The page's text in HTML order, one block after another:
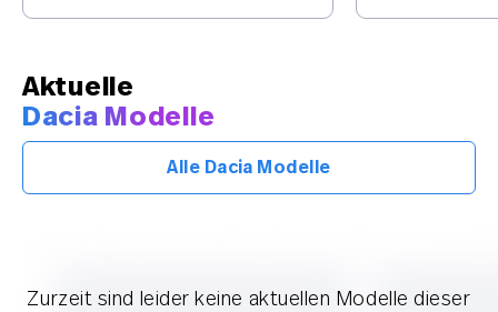
Aktuelle
Dacia Modelle
Alle Dacia Modelle
Zurzeit sind leider keine aktuellen Modelle dieser